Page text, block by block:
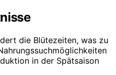
die Blütezeiten, was zu
in der Spätsaison